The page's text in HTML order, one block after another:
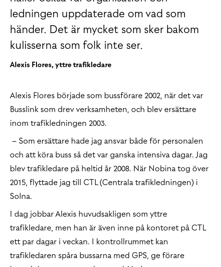
ledningen uppdaterade om vad som
händer. Det är mycket som sker bakom
kulisserna som folk inte ser.
Alexis Flores, yttre trafikledare
Alexis Flores började som bussförare 2002, när det var
Busslink som drev verksamheten, och blev ersättare
inom trafikledningen 2003.
– Som ersättare hade jag ansvar både för personalen
och att köra buss så det var ganska intensiva dagar. Jag
blev trafikledare på heltid år 2008. När Nobina tog över
2015, flyttade jag till CTL (Centrala trafikledningen) i
Solna.
I dag jobbar Alexis huvudsakligen som yttre
trafikledare, men han är även inne på kontoret på CTL
ett par dagar i veckan. I kontrollrummet kan
trafikledaren spåra bussarna med GPS, ge förare